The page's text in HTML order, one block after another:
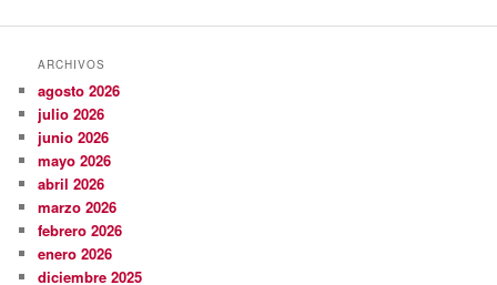
ARCHIVOS
agosto 2026
julio 2026
junio 2026
mayo 2026
abril 2026
marzo 2026
febrero 2026
enero 2026
diciembre 2025